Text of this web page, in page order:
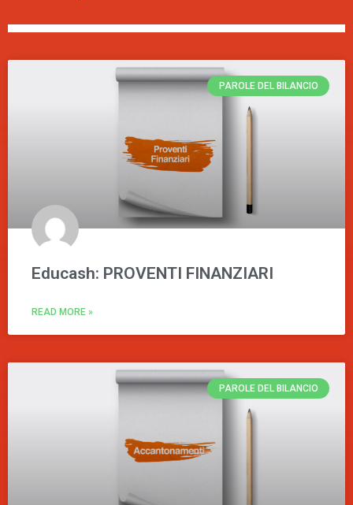
PAROLE DEL BILANCIO
Educash: PROVENTI FINANZIARI
READ MORE »
PAROLE DEL BILANCIO